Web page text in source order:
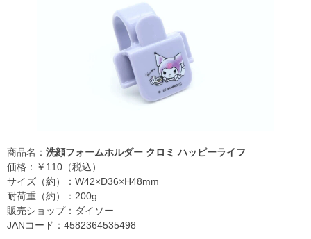
商品名： 洗顔フォームホルダー クロミ ハッピーライフ
価格：￥110（税込）
サイズ（約）：W42×D36×H48mm
耐荷重（約）：200g
販売ショップ：ダイソー
JANコード：4582364535498